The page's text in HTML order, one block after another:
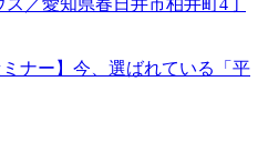
ス／愛知県春日井市柏井町4丁